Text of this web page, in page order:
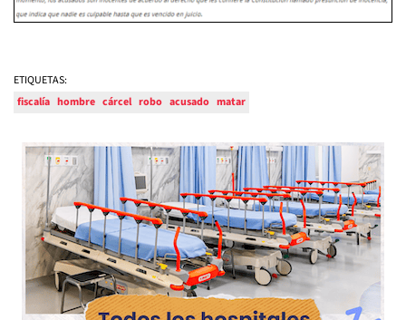
ETIQUETAS:
fiscalía hombre cárcel robo acusado matar